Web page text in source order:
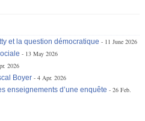
et la question démocratique
11 June 2026
13 May 2026
2026
Boyer
4 Apr. 2026
enseignements d’une enquête
26 Feb.